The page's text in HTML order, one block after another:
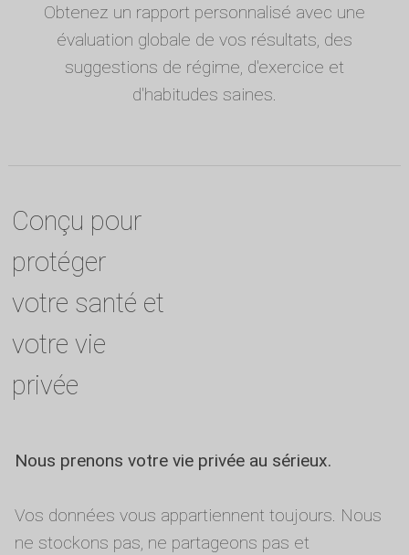
Obtenez un rapport personnalisé avec une
évaluation globale de vos résultats, des
suggestions de régime, d'exercice et
d'habitudes saines.
Conçu pour
protéger
votre santé et
votre vie
privée
Nous prenons votre vie privée au sérieux.
Vos données vous appartiennent toujours. Nous
ne stockons pas, ne partageons pas et